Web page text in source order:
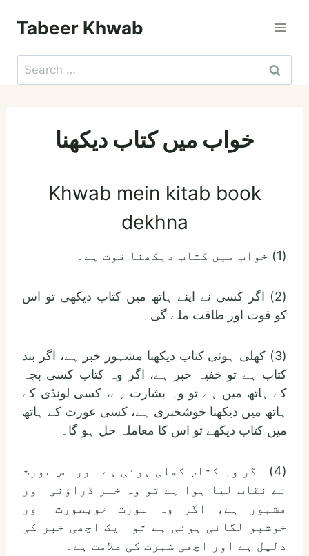
Tabeer Khwab
Search
for:
خواب میں کتاب دیکھنا
Khwab mein kitab book
dekhna
(1) خواب میں کتاب دیکھنا قوت ہے۔
(2) اگر کسی نے اپنے ہاتھ میں کتاب دیکھی تو اس
کو قوت اور طاقت ملے گی۔
(3) کھلی ہوئی کتاب دیکھنا مشہور خبر ہے، اگر بند
کتاب ہے تو خفیہ خبر ہے، اگر وہ کتاب کسی بچہ
کے ہاتھ میں ہے تو وہ بشارت ہے، کسی لونڈی کے
ہاتھ میں دیکھنا خوشخبری ہے، کسی عورت کے ہاتھ
میں کتاب دیکھے تو اس کا معاملہ حل ہو گا۔
(4) اگر وہ کتاب کھلی ہوئی ہے اور اس عورت
نے نقاب لیا ہوا ہے تو وہ خبر ڈراؤنی اور
مشہور ہے، اگر وہ عورت خوبصورت اور
خوشبو لگائی ہوئی ہے تو ایک اچھی خبر کی
دلیل ہے اور اچھی شہرت کی علامت ہے۔